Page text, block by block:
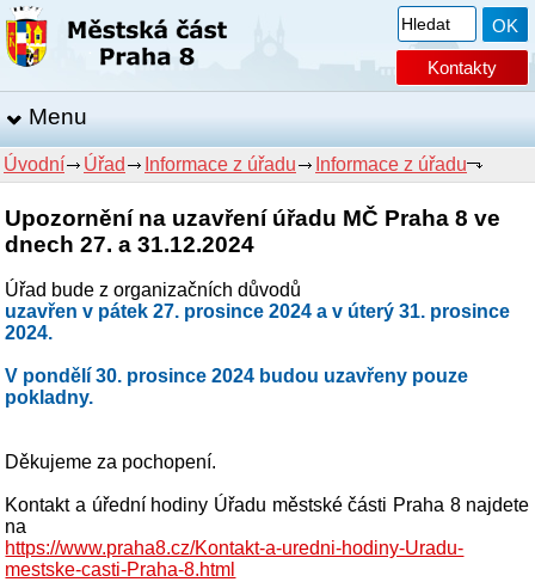
Kontakty
Menu
Úvodní Úřad Informace z úřadu Informace z úřadu
Upozornění na uzavření úřadu MČ Praha 8 ve
dnech 27. a 31.12.2024
Úřad bude z organizačních důvodů
uzavřen v pátek 27. prosince 2024 a v úterý 31. prosince
2024.
V pondělí 30. prosince 2024 budou uzavřeny pouze
pokladny.
Děkujeme za pochopení.
Kontakt a úřední hodiny Úřadu městské části Praha 8 najdete
na
https://www.praha8.cz/Kontakt-a-uredni-hodiny-Uradu-
mestske-casti-Praha-8.html